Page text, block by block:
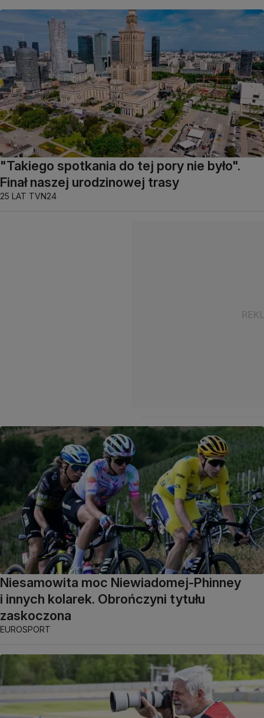
"Takiego spotkania do tej pory nie było".
Finał naszej urodzinowej trasy
25 LAT TVN24
Niesamowita moc Niewiadomej-Phinney
i innych kolarek. Obrończyni tytułu
zaskoczona
EUROSPORT